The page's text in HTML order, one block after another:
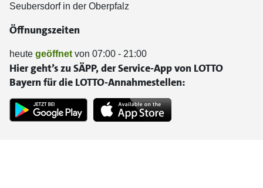
Seubersdorf in der Oberpfalz
Öffnungszeiten
heute geöffnet von 07:00 - 21:00
Hier geht’s zu SÄPP, der Service-App von LOTTO
Bayern für die LOTTO-Annahmestellen: